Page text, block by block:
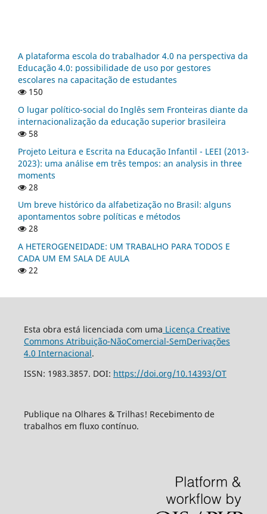
A plataforma escola do trabalhador 4.0 na perspectiva da
Educação 4.0: possibilidade de uso por gestores
escolares na capacitação de estudantes
150
O lugar político-social do Inglês sem Fronteiras diante da
internacionalização da educação superior brasileira
58
Projeto Leitura e Escrita na Educação Infantil - LEEI (2013-
2023): uma análise em três tempos: an analysis in three
moments
28
Um breve histórico da alfabetização no Brasil: alguns
apontamentos sobre políticas e métodos
28
A HETEROGENEIDADE: UM TRABALHO PARA TODOS E
CADA UM EM SALA DE AULA
22
Esta obra está licenciada com uma Licença Creative
Commons Atribuição-NãoComercial-SemDerivações
4.0 Internacional.
ISSN: 1983.3857. DOI: https://doi.org/10.14393/OT
Publique na Olhares & Trilhas! Recebimento de
trabalhos em fluxo contínuo.